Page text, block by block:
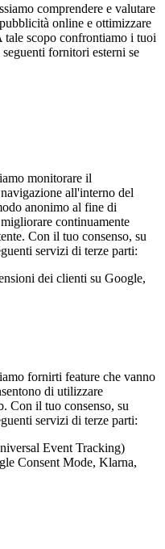
comprendere e valutare
online e ottimizzare
scopo confrontiamo i tuoi
fornitori esterni se
monitorare il
all'interno del
anonimo al fine di
continuamente
Con il tuo consenso, su
servizi di terze parti:
dei clienti su Google,
fornirti feature che vanno
di utilizzare
Con il tuo consenso, su
servizi di terze parti:
Event Tracking)
Consent Mode, Klarna,